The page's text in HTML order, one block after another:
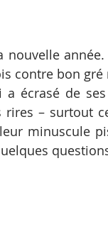
nouvelle
contre bon gré
écrasé de
– surtout
minuscule